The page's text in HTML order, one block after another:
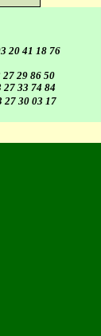
20 41 18 76
27 29 86 50
27 33 74 84
27 30 03 17